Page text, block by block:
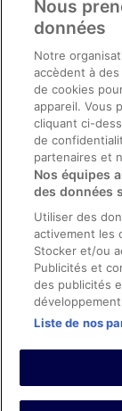
Conditions
Directives de
Aide
Soutien
Annuler votre
Échéances de
Utiliser un coupon
Electron, CartaSi,
© 2026 Expedia,
réservés.
Nous
données
Notre
accèdent à
de cookies
appareil. Vous
cliquant ci-
de
partenaires et
Nos équipes
des données
Utiliser des
activement les
Stocker et/ou
Publicités et
des publicités
Liste de nos